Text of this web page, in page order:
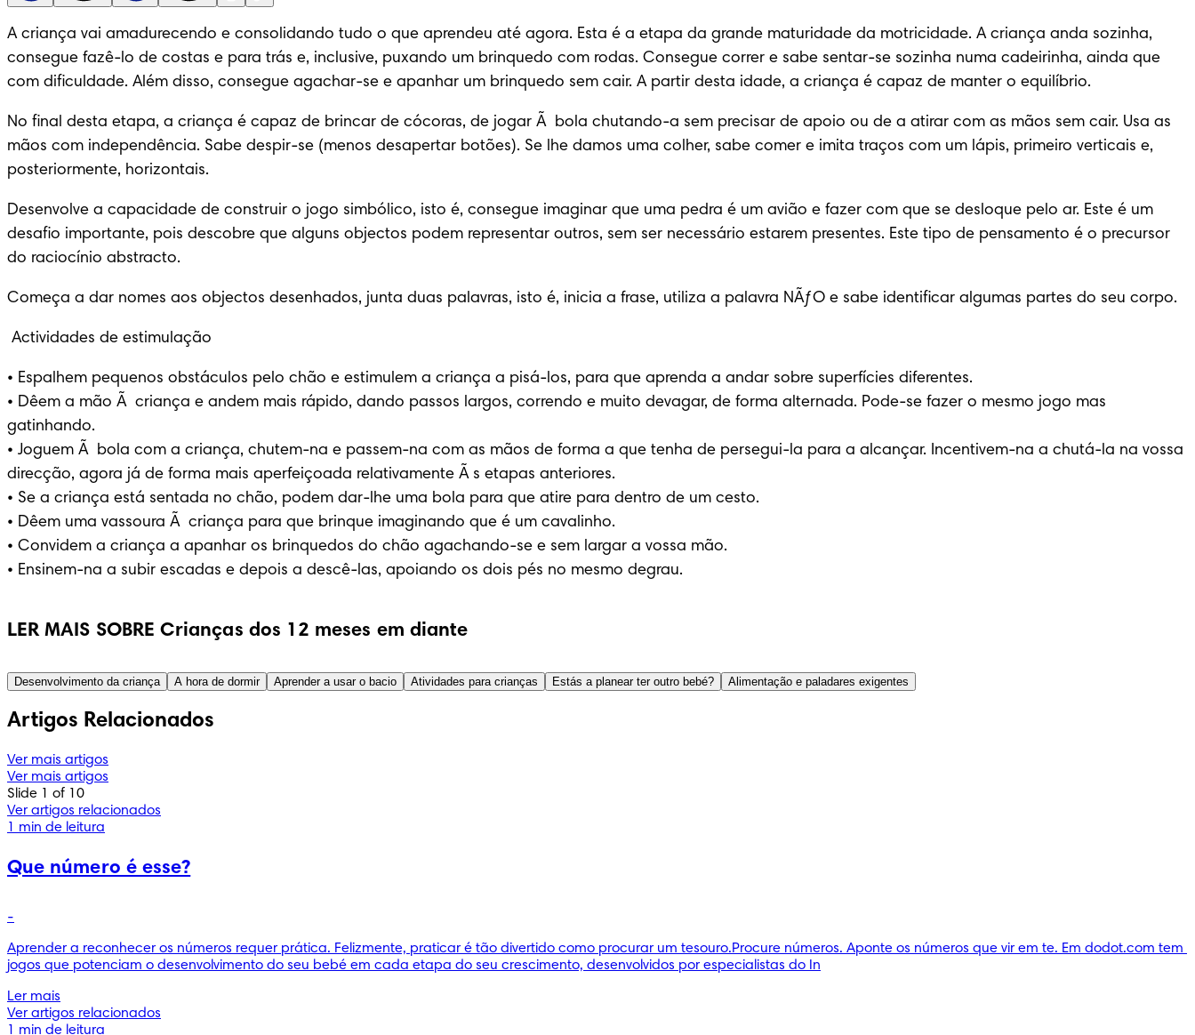
A criança vai amadurecendo e consolidando tudo o que aprendeu até agora. Esta é a etapa da grande maturidade da motricidade. A criança anda sozinha,
consegue fazê-lo de costas e para trás e, inclusive, puxando um brinquedo com rodas. Consegue correr e sabe sentar-se sozinha numa cadeirinha, ainda que
com dificuldade. Além disso, consegue agachar-se e apanhar um brinquedo sem cair. A partir desta idade, a criança é capaz de manter o equilíbrio.
No final desta etapa, a criança é capaz de brincar de cócoras, de jogar Ã  bola chutando-a sem precisar de apoio ou de a atirar com as mãos sem cair. Usa as
mãos com independência. Sabe despir-se (menos desapertar botões). Se lhe damos uma colher, sabe comer e imita traços com um lápis, primeiro verticais e,
posteriormente, horizontais.
Desenvolve a capacidade de construir o jogo simbólico, isto é, consegue imaginar que uma pedra é um avião e fazer com que se desloque pelo ar. Este é um
desafio importante, pois descobre que alguns objectos podem representar outros, sem ser necessário estarem presentes. Este tipo de pensamento é o precursor
do raciocínio abstracto.
Começa a dar nomes aos objectos desenhados, junta duas palavras, isto é, inicia a frase, utiliza a palavra NÃƒO e sabe identificar algumas partes do seu corpo.
Actividades de estimulação
• Espalhem pequenos obstáculos pelo chão e estimulem a criança a pisá-los, para que aprenda a andar sobre superfícies diferentes.
• Dêem a mão Ã  criança e andem mais rápido, dando passos largos, correndo e muito devagar, de forma alternada. Pode-se fazer o mesmo jogo mas
gatinhando.
• Joguem Ã  bola com a criança, chutem-na e passem-na com as mãos de forma a que tenha de persegui-la para a alcançar. Incentivem-na a chutá-la na vossa
direcção, agora já de forma mais aperfeiçoada relativamente Ã s etapas anteriores.
• Se a criança está sentada no chão, podem dar-lhe uma bola para que atire para dentro de um cesto.
• Dêem uma vassoura Ã  criança para que brinque imaginando que é um cavalinho.
• Convidem a criança a apanhar os brinquedos do chão agachando-se e sem largar a vossa mão.
• Ensinem-na a subir escadas e depois a descê-las, apoiando os dois pés no mesmo degrau.
LER MAIS SOBRE Crianças dos 12 meses em diante
Desenvolvimento da criança A hora de dormir Aprender a usar o bacio Atividades para crianças Estás a planear ter outro bebé? Alimentação e paladares exigentes
Artigos Relacionados
Ver mais artigos
Ver mais artigos
Slide 1 of 10
Ver artigos relacionados
1 min de leitura
Que número é esse?
-
Aprender a reconhecer os números requer prática. Felizmente, praticar é tão divertido como procurar um tesouro.Procure números. Aponte os números que vir em te. Em dodot.com tem
jogos que potenciam o desenvolvimento do seu bebé em cada etapa do seu crescimento, desenvolvidos por especialistas do In
Ler mais
Ver artigos relacionados
1 min de leitura